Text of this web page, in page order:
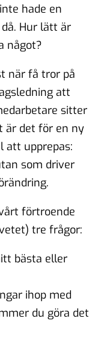
hade en
Hur lätt är
något?
när få tror på
att
sitter
är det för en ny
att upprepas:
som driver
förtroende
tre frågor:
bästa eller
ihop med
du göra det